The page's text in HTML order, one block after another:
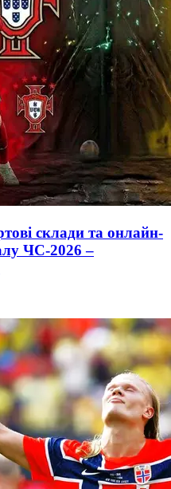
склади та онлайн-
ЧС-2026 –